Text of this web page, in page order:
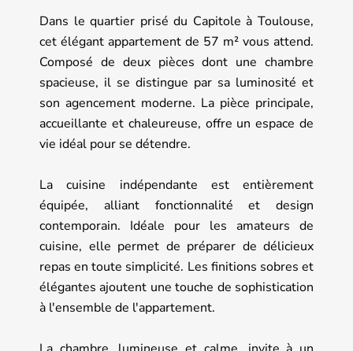
Dans le quartier prisé du Capitole à Toulouse,
cet élégant appartement de 57 m² vous attend.
Composé de deux pièces dont une chambre
spacieuse, il se distingue par sa luminosité et
son agencement moderne. La pièce principale,
accueillante et chaleureuse, offre un espace de
vie idéal pour se détendre.
La cuisine indépendante est entièrement
équipée, alliant fonctionnalité et design
contemporain. Idéale pour les amateurs de
cuisine, elle permet de préparer de délicieux
repas en toute simplicité. Les finitions sobres et
élégantes ajoutent une touche de sophistication
à l'ensemble de l'appartement.